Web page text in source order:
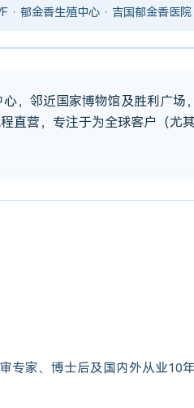
· 郁金香生殖中心 · 吉国郁金香医
，邻近国家博物馆及胜利广
直营，专注于为全球客户（尤
专家、博士后及国内外从业10